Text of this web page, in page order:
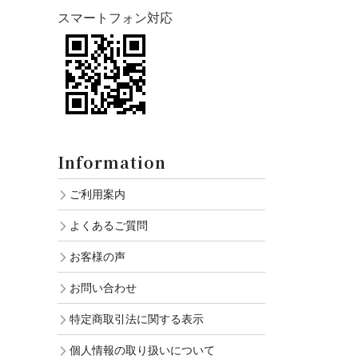
スマートフォン対応
Information
ご利用案内
よくあるご質問
お客様の声
お問い合わせ
特定商取引法に関する表示
個人情報の取り扱いについて